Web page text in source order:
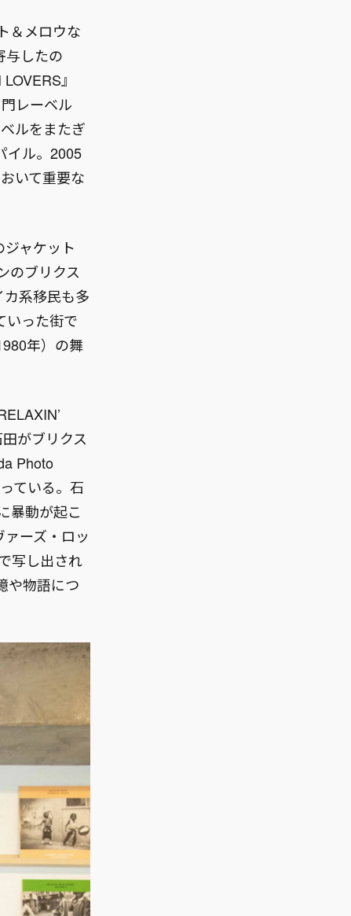
＆メロウな
与したの
』
レーベル
ルをまたぎ
イル。2005
いて重要な
ャケット
のブリクス
系移民も多
いった街で
年）の舞
がブリクス
Photo
ている。石
暴動が起こ
ーズ・ロッ
写し出され
や物語につ